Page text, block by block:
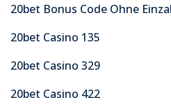
20bet Bonus Code Ohne
20bet Casino 135
20bet Casino 329
20bet Casino 422